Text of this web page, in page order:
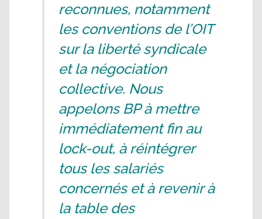
reconnues, notamment
les conventions de l’OIT
sur la liberté syndicale
et la négociation
collective. Nous
appelons BP à mettre
immédiatement fin au
lock-out, à réintégrer
tous les salariés
concernés et à revenir à
la table des